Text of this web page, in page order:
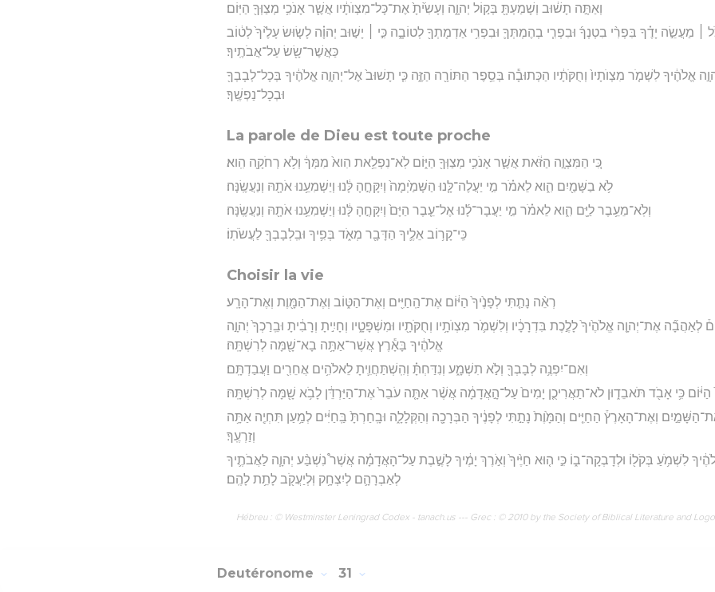
וְאַתָּ֣ה תָשׁ֔וּב וְשָׁמַעְתָּ֖ בְּק֣וֹל יְהוָ֑ה וְעָשִׂ֙יתָ֙ אֶת־כָּל־מִצְוֺתָ֔יו אֲשֶׁ֛ר אָנֹכִ֥י מְצַוְּךָ֖ הַיּֽוֹם׃
׀ מַעֲשֵׂ֣ה יָדֶ֗ךָ בִּפְרִ֨י בִטְנְךָ֜ וּבִפְרִ֧י בְהֶמְתְּךָ֛ וּבִפְרִ֥י אַדְמָתְךָ֖ לְטוֹבָ֑ה כִּ֣י ׀ יָשׁ֣וּב יְהוָ֗ה לָשׂ֤וּשׂ עָלֶ֙יךָ֙ לְט֔וֹב
כַּאֲשֶׁר־שָׂ֖שׂ עַל־אֲבֹתֶֽיךָ׃
אֱלֹהֶ֔יךָ לִשְׁמֹ֤ר מִצְוֺתָיו֙ וְחֻקֹּתָ֔יו הַכְּתוּבָ֕ה בְּסֵ֥פֶר הַתּוֹרָ֖ה הַזֶּ֑ה כִּ֤י תָשׁוּב֙ אֶל־יְהוָ֣ה אֱלֹהֶ֔יךָ בְּכָל־לְבָבְךָ֖
וּבְכָל־נַפְשֶֽׁךָ׃
La parole de Dieu est toute proche
כִּ֚י הַמִּצְוָ֣ה הַזֹּ֔את אֲשֶׁ֛ר אָנֹכִ֥י מְצַוְּךָ֖ הַיּ֑וֹם לֹֽא־נִפְלֵ֥את הִוא֙ מִמְּךָ֔ וְלֹ֥א רְחֹקָ֖ה הִֽוא׃
לֹ֥א בַשָּׁמַ֖יִם הִ֑וא לֵאמֹ֗ר מִ֣י יַעֲלֶה־לָּ֤נוּ הַשָּׁמַ֙יְמָה֙ וְיִקָּחֶ֣הָ לָּ֔נוּ וְיַשְׁמִעֵ֥נוּ אֹתָ֖הּ וְנַעֲשֶֽׂנָּה׃
וְלֹֽא־מֵעֵ֥בֶר לַיָּ֖ם הִ֑וא לֵאמֹ֗ר מִ֣י יַעֲבָר־לָ֜נוּ אֶל־עֵ֤בֶר הַיָּם֙ וְיִקָּחֶ֣הָ לָּ֔נוּ וְיַשְׁמִעֵ֥נוּ אֹתָ֖הּ וְנַעֲשֶֽׂנָּה׃
כִּֽי־קָר֥וֹב אֵלֶ֛יךָ הַדָּבָ֖ר מְאֹ֑ד בְּפִ֥יךָ וּבִֽלְבָבְךָ֖ לַעֲשֹׂתֽוֹ׃
Choisir la vie
רְאֵ֨ה נָתַ֤תִּי לְפָנֶ֙יךָ֙ הַיּ֔וֹם אֶת־הַֽחַיִּ֖ים וְאֶת־הַטּ֑וֹב וְאֶת־הַמָּ֖וֶת וְאֶת־הָרָֽע׃
לְאַהֲבָ֞ה אֶת־יְהוָ֤ה אֱלֹהֶ֙יךָ֙ לָלֶ֣כֶת בִּדְרָכָ֔יו וְלִשְׁמֹ֛ר מִצְוֺתָ֥יו וְחֻקֹּתָ֖יו וּמִשְׁפָּטָ֑יו וְחָיִ֣יתָ וְרָבִ֔יתָ וּבֵֽרַכְךָ֙ יְהוָ֣ה
אֱלֹהֶ֔יךָ בָּאָ֕רֶץ אֲשֶׁר־אַתָּ֥ה בָא־שָׁ֖מָּה לְרִשְׁתָּֽהּ׃
וְאִם־יִפְנֶ֥ה לְבָבְךָ֖ וְלֹ֣א תִשְׁמָ֑ע וְנִדַּחְתָּ֗ וְהִֽשְׁתַּחֲוִ֛יתָ לֵאלֹהִ֥ים אֲחֵרִ֖ים וַעֲבַדְתָּֽם׃
הַיּ֔וֹם כִּ֥י אָבֹ֖ד תֹּאבֵד֑וּן לֹא־תַאֲרִיכֻ֤ן יָמִים֙ עַל־הָ֣אֲדָמָ֔ה אֲשֶׁ֨ר אַתָּ֤ה עֹבֵר֙ אֶת־הַיַּרְדֵּ֔ן לָבֹ֥א שָׁ֖מָּה לְרִשְׁתָּֽהּ׃
וְאֶת־הָאָרֶץ֒ הַחַיִּ֤ים וְהַמָּ֙וֶת֙ נָתַ֣תִּי לְפָנֶ֔יךָ הַבְּרָכָ֖ה וְהַקְּלָלָ֑ה וּבָֽחַרְתָּ֙ בַּֽחַיִּ֔ים לְמַ֥עַן תִּחְיֶ֖ה אַתָּ֥ה
וְזַרְעֶֽךָ׃
לִשְׁמֹ֥עַ בְּקֹל֖וֹ וּלְדָבְקָה־ב֑וֹ כִּ֣י ה֤וּא חַיֶּ֙יךָ֙ וְאֹ֣רֶךְ יָמֶ֔יךָ לָשֶׁ֣בֶת עַל־הָאֲדָמָ֗ה אֲשֶׁר֩ נִשְׁבַּ֨ע יְהוָ֧ה לַאֲבֹתֶ֛יךָ
לְאַבְרָהָ֛ם לְיִצְחָ֥ק וּֽלְיַעֲקֹ֖ב לָתֵ֥ת לָהֶֽם׃
Hébreu : © Westminster Leningrad Codex - tanach.us --- Grec : © 2010 by the Society of Biblical Literature and
Deutéronome 31